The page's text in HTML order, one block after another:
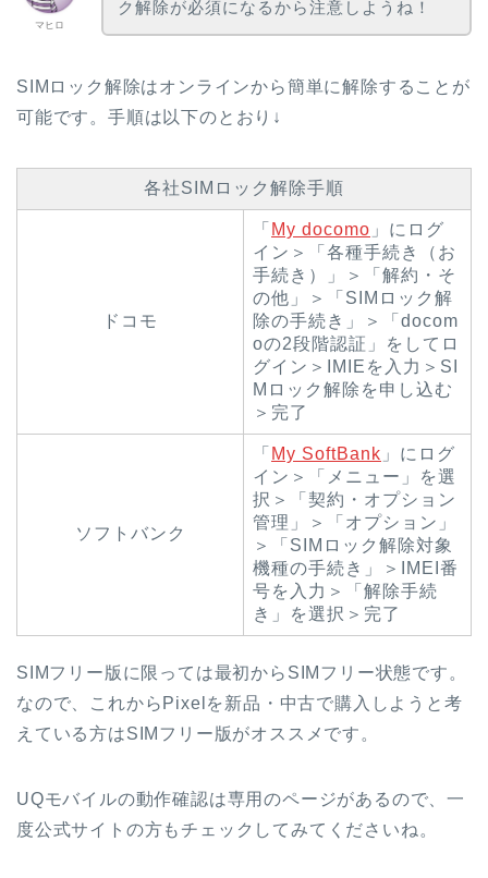
マヒロ
ク解除が必須になるから注意しようね！
SIMロック解除はオンラインから簡単に解除することが
可能です。手順は以下のとおり↓
各社SIMロック解除手順
ドコモ
「 My docomo 」にログ
イン＞「各種手続き（お
手続き）」＞「解約・そ
の他」＞「SIMロック解
除の手続き」＞「docom
oの2段階認証」をしてロ
グイン＞IMIEを入力＞SI
Mロック解除を申し込む
＞完了
ソフトバンク
「 My SoftBank 」にログ
イン＞「メニュー」を選
択＞「契約・オプション
管理」＞「オプション」
＞「SIMロック解除対象
機種の手続き」＞IMEI番
号を入力＞「解除手続
き」を選択＞完了
SIMフリー版に限っては最初からSIMフリー状態です。
なので、これからPixelを新品・中古で購入しようと考
えている方はSIMフリー版がオススメです。
UQモバイルの動作確認は専用のページがあるので、一
度公式サイトの方もチェックしてみてくださいね。